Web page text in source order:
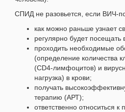
СПИД не разовьется, если ВИЧ-
как можно раньше узнает
регулярно будет посещать
проходить необходимые
(определение количества
(СD4-лимфоцитов) и
нагрузка) в крови;
получать
терапию (АРТ);
ответственно относиться